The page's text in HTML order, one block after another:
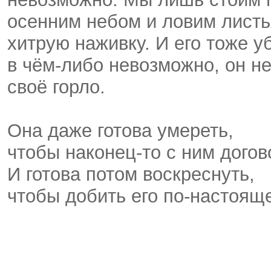
осенним небом и ловим
хитрую наживку. И его тоже
в чём-либо невозможно, он
своё горло.
Она даже готова умереть,
чтобы наконец-то с ним
И готова потом воскреснуть,
чтобы добить его по-